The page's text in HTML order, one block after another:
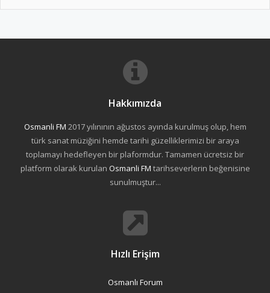
Hakkımızda
Osmanli FM 2017 yılınının ağustos ayında kurulmuş olup, hem
türk sanat müziğini hemde tarihi güzelliklerimizi bir araya
toplamayı hedefleyen bir plaformdur. Tamamen ücretsiz bir
platform olarak kurulan Osmanli FM tarihseverlerin beğenisine
sunulmuştur...
Hızlı Erişim
Osmanlı Forum